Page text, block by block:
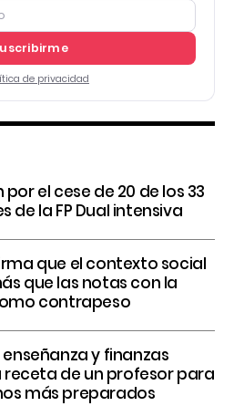
de privacidad
el cese de 20 de los 33
de la FP Dual intensiva
que el contexto social
que las notas con la
contrapeso
y finanzas
receta de un profesor para
más preparados